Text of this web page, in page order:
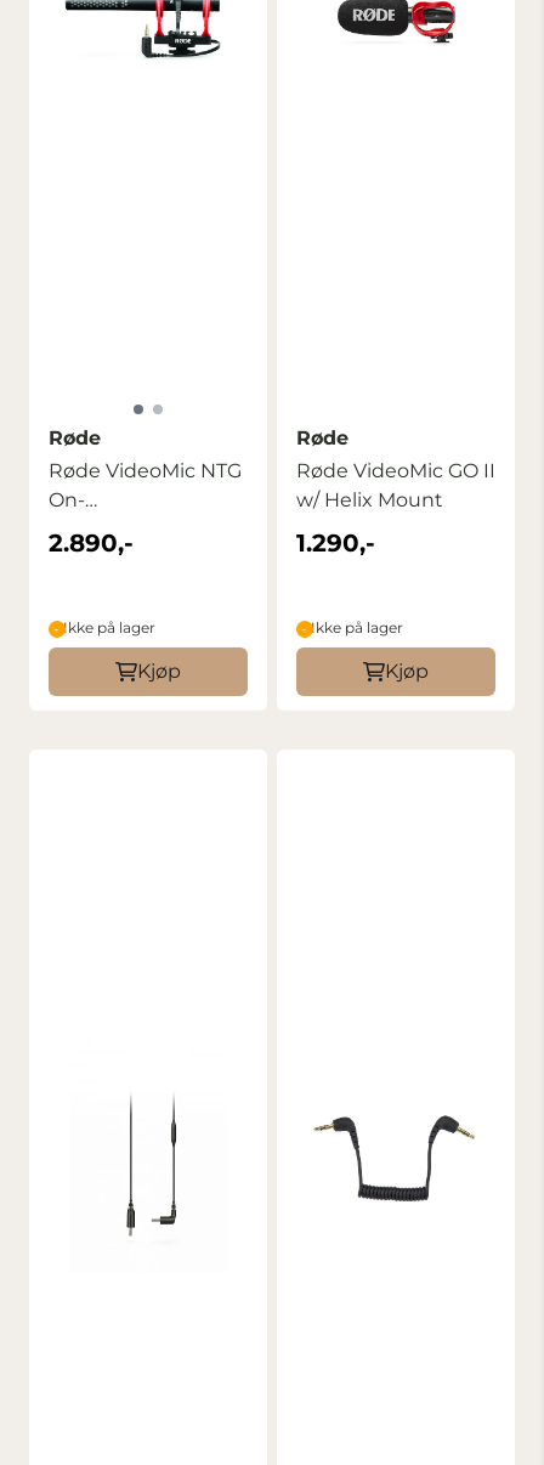
Røde
Røde VideoMic NTG
On-
camera/USB/mobile
2.890,-
Ikke på lager
Kjøp
Røde
Røde VideoMic GO II
w/ Helix Mount
1.290,-
Ikke på lager
Kjøp